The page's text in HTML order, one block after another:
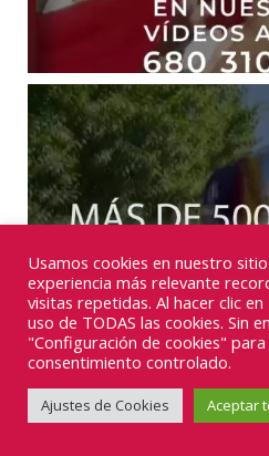
Usamos cookies en nuestro
experiencia más relevante
visitas repetidas. Al hacer clic
uso de TODAS las cookies. Sin
"Configuración de cookies"
consentimiento controlado.
Ajustes de Cookies Aceptar